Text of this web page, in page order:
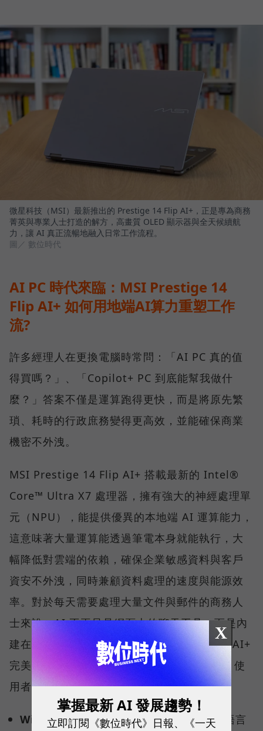
微星科技（MSI）最新推出的 Prestige 14 Flip AI+，正是專為商務
菁英與專業人士打造的解方，高畫質 OLED 顯示器與全天候續航
力，讓 AI 真正流暢地融入日常工作流程。
圖／ 數位時代
AI PC 時代來臨：MSI Prestige 14
Flip AI+ 如何用地端AI算力重塑工作
流?
許多經理人在更換電腦時常問：「AI PC 真的值
得買嗎？」、「Copilot+ PC 到底能幫我做什
麼？」答案不僅是運算跑得更快，而是將原先繁
瑣、耗時的行政庶務變得更高效，並能確保商業
機密不外洩。
MSI Prestige 14 Flip AI+ 搭載最新的 Intel®
Core™ Ultra X7 處理器，擁有強大的神經處理單
元（NPU），能提供優異的本地端 AI 運算能力，
這意味著大量運算能透過筆電本身就能執行，大
幅降低對雲端的依賴，確保企業敏感資料與客戶
資安不外洩，同時兼顧資料處理的速度與能源效
率。對於每天需要處理大量文件與郵件的商務人
士來說，AI 不再只是網頁上的聊天工具，而是內
建在系統底層的數位助手。Prestige 14 Flip AI+
完美符合 Windows Copilot+ PC 架構認證，使
用者可解鎖多項雲端無法執行的關鍵功能：
Windows Recal（回顧功能） ： 用自然語言
X
掌握最新 AI 發展趨勢！
立即訂閱《數位時代》日報、《一天